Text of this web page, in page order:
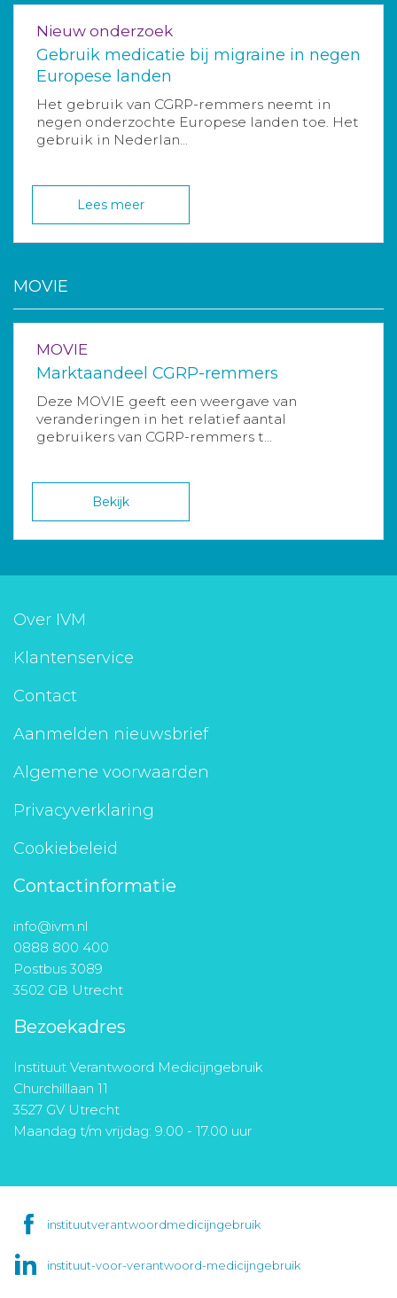
Nieuw onderzoek
Gebruik medicatie bij migraine in negen
Europese landen
Het gebruik van CGRP-remmers neemt in
negen onderzochte Europese landen toe. Het
gebruik in Nederlan...
Lees meer
MOVIE
MOVIE
Marktaandeel CGRP-remmers
Deze MOVIE geeft een weergave van
veranderingen in het relatief aantal
gebruikers van CGRP-remmers t...
Bekijk
Over IVM
Klantenservice
Contact
Aanmelden nieuwsbrief
Algemene voorwaarden
Privacyverklaring
Cookiebeleid
Contactinformatie
info@ivm.nl
0888 800 400
Postbus 3089
3502 GB Utrecht
Bezoekadres
Instituut Verantwoord Medicijngebruik
Churchilllaan 11
3527 GV Utrecht
Maandag t/m vrijdag: 9.00 - 17.00 uur
instituutverantwoordmedicijngebruik
instituut-voor-verantwoord-medicijngebruik